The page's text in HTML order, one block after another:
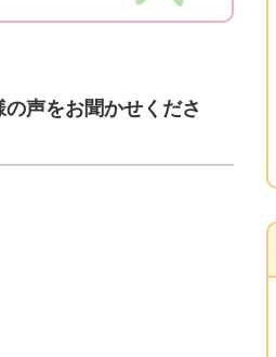
声をお聞かせくださ